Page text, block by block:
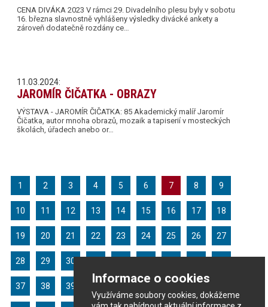
Informace o cookies
Využíváme soubory cookies, dokážeme
CENA DIVÁKA 2023 V rámci 29. Divadelního plesu byly v sobotu
16. března slavnostně vyhlášeny výsledky divácké ankety a
zároveň dodatečně rozdány ce…
11.03.2024:
JAROMÍR ČIČATKA - OBRAZY
VÝSTAVA - JAROMÍR ČIČATKA: 85 Akademický malíř Jaromír
Čičatka, autor mnoha obrazů, mozaik a tapiserií v mosteckých
školách, úřadech anebo or…
1 2 3 4 5 6 7 8 9
10 11 12 13 14 15 16 17 18
19 20 21 22 23 24 25 26 27
28 29 30
37 38 39